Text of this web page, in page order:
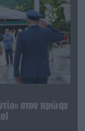
στον πρώην